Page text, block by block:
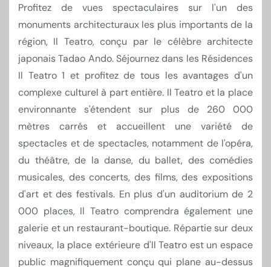
Profitez de vues spectaculaires sur l'un des
monuments architecturaux les plus importants de la
région, Il Teatro, conçu par le célèbre architecte
japonais Tadao Ando. Séjournez dans les Résidences
Il Teatro 1 et profitez de tous les avantages d'un
complexe culturel à part entière. Il Teatro et la place
environnante s'étendent sur plus de 260 000
mètres carrés et accueillent une variété de
spectacles et de spectacles, notamment de l'opéra,
du théâtre, de la danse, du ballet, des comédies
musicales, des concerts, des films, des expositions
d'art et des festivals. En plus d'un auditorium de 2
000 places, Il Teatro comprendra également une
galerie et un restaurant-boutique. Répartie sur deux
niveaux, la place extérieure d'Il Teatro est un espace
public magnifiquement conçu qui plane au-dessus